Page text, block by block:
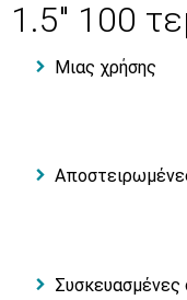
1.5" 100
Μιας χρήσης
Συσκευασμένες